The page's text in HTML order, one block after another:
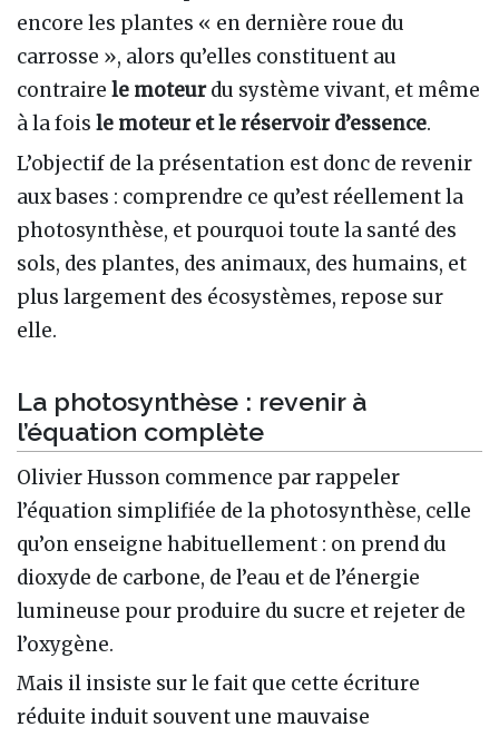
encore les plantes « en dernière roue du
carrosse », alors qu’elles constituent au
contraire le moteurdu système vivant, et même
à la fois le moteur et le réservoir d’essence.
L’objectif de la présentation est donc de revenir
aux bases : comprendre ce qu’est réellement la
photosynthèse, et pourquoi toute la santé des
sols, des plantes, des animaux, des humains, et
plus largement des écosystèmes, repose sur
elle.
La photosynthèse : revenir à
l’équation complète
Olivier Husson commence par rappeler
l’équation simplifiée de la photosynthèse, celle
qu’on enseigne habituellement : on prend du
dioxyde de carbone, de l’eau et de l’énergie
lumineuse pour produire du sucre et rejeter de
l’oxygène.
Mais il insiste sur le fait que cette écriture
réduite induit souvent une mauvaise